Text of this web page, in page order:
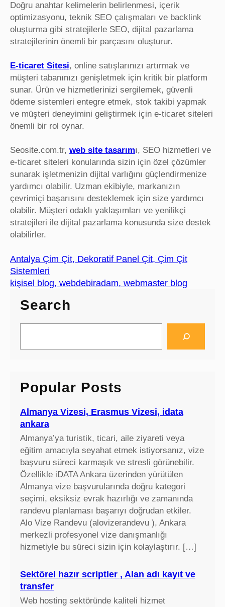
Doğru anahtar kelimelerin belirlenmesi, içerik
optimizasyonu, teknik SEO çalışmaları ve backlink
oluşturma gibi stratejilerle SEO, dijital pazarlama
stratejilerinin önemli bir parçasını oluşturur.
E-ticaret Sitesi, online satışlarınızı artırmak ve
müşteri tabanınızı genişletmek için kritik bir platform
sunar. Ürün ve hizmetlerinizi sergilemek, güvenli
ödeme sistemleri entegre etmek, stok takibi yapmak
ve müşteri deneyimini geliştirmek için e-ticaret siteleri
önemli bir rol oynar.
Seosite.com.tr, web site tasarımı, SEO hizmetleri ve
e-ticaret siteleri konularında sizin için özel çözümler
sunarak işletmenizin dijital varlığını güçlendirmenize
yardımcı olabilir. Uzman ekibiyle, markanızın
çevrimiçi başarısını desteklemek için size yardımcı
olabilir. Müşteri odaklı yaklaşımları ve yenilikçi
stratejileri ile dijital pazarlama konusunda size destek
olabilirler.
Antalya Çim Çit, Dekoratif Panel Çit, Çim Çit
Sistemleri
kişisel blog, webdebiradam, webmaster blog
Search
a
h
Popular Posts
Almanya Vizesi, Erasmus Vizesi, idata
ankara
Almanya’ya turistik, ticari, aile ziyareti veya
eğitim amacıyla seyahat etmek istiyorsanız, vize
başvuru süreci karmaşık ve stresli görünebilir.
Özellikle iDATA Ankara üzerinden yürütülen
Almanya vize başvurularında doğru kategori
seçimi, eksiksiz evrak hazırlığı ve zamanında
randevu planlaması başarıyı doğrudan etkiler.
Alo Vize Randevu (alovizerandevu ), Ankara
merkezli profesyonel vize danışmanlığı
hizmetiyle bu süreci sizin için kolaylaştırır. […]
Sektörel hazır scriptler , Alan adı kayıt ve
transfer
Web hosting sektöründe kaliteli hizmet